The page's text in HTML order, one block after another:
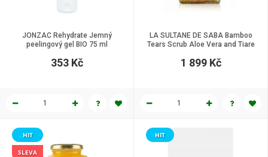
JONZAC Rehydrate Jemný
peelingový gel BIO 75 ml
353 Kč
LA SULTANE DE SABA Bamboo
Tears Scrub Aloe Vera and Tiare
z bambusových slz, 300 g
1 899 Kč
HIT
SLEVA
HIT